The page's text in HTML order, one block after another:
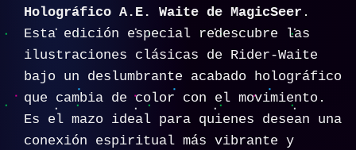
Holográfico A.E. Waite de MagicSeer .
Esta edición especial redescubre las
ilustraciones clásicas de Rider-Waite
bajo un deslumbrante acabado holográfico
que cambia de color con el movimiento.
Es el mazo ideal para quienes desean una
conexión espiritual más vibrante y